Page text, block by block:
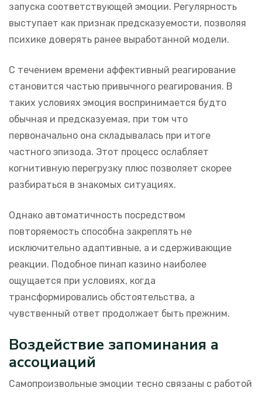
запуска соответствующей эмоции. Регулярность
выступает как признак предсказуемости, позволяя
психике доверять ранее выработанной модели.
С течением времени аффективный реагирование
становится частью привычного реагирования. В
таких условиях эмоция воспринимается будто
обычная и предсказуемая, при том что
первоначально она складывалась при итоге
частного эпизода. Этот процесс ослабляет
когнитивную перегрузку плюс позволяет скорее
разбираться в знакомых ситуациях.
Однако автоматичность посредством
повторяемость способна закреплять не
исключительно адаптивные, а и сдерживающие
реакции. Подобное пинап казино наиболее
ощущается при условиях, когда
трансформировались обстоятельства, а
чувственный ответ продолжает быть прежним.
Воздействие запоминания а
ассоциаций
Самопроизвольные эмоции тесно связаны с работой